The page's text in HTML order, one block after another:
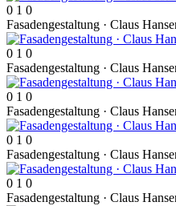
0 1 0
Fasadengestaltung · Claus
0 1 0
Fasadengestaltung · Claus
0 1 0
Fasadengestaltung · Claus
0 1 0
Fasadengestaltung · Claus
0 1 0
Fasadengestaltung · Claus